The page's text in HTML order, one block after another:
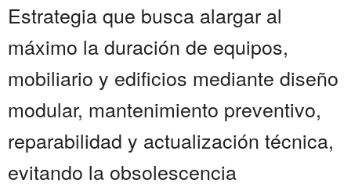
Estrategia que busca alargar al
máximo la duración de equipos,
mobiliario y edificios mediante diseño
modular, mantenimiento preventivo,
reparabilidad y actualización técnica,
evitando la obsolescencia